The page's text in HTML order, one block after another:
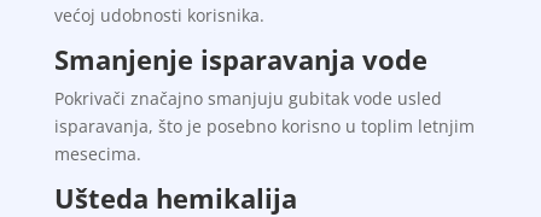
većoj udobnosti korisnika.
Smanjenje isparavanja vode
Pokrivači značajno smanjuju gubitak vode usled
isparavanja, što je posebno korisno u toplim letnjim
mesecima.
Ušteda hemikalija